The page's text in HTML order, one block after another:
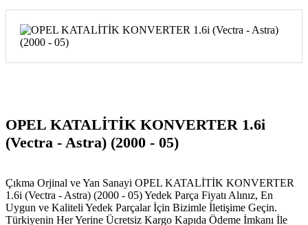
OPEL KATALİTİK KONVERTER 1.6i
(Vectra - Astra) (2000 - 05)
Çıkma Orjinal ve Yan Sanayi OPEL KATALİTİK KONVERTER
1.6i (Vectra - Astra) (2000 - 05) Yedek Parça Fiyatı Alınız, En
Uygun ve Kaliteli Yedek Parçalar İçin Bizimle İletişime Geçin.
Türkiyenin Her Yerine Ücretsiz Kargo Kapıda Ödeme İmkanı İle